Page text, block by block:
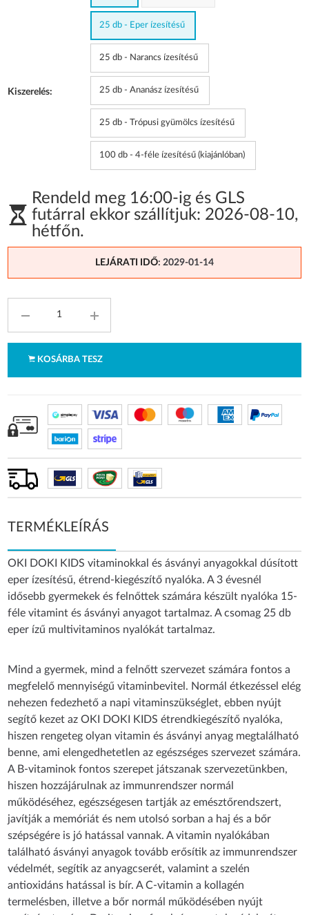
Kiszerelés:
25 db - Eper ízesítésű
25 db - Narancs ízesítésű
25 db - Ananász ízesítésű
25 db - Trópusi gyümölcs ízesítésű
100 db - 4-féle ízesítésű (kiajánlóban)
Rendeld meg 16:00-ig és GLS
futárral ekkor szállítjuk: 2026-08-10,
hétfőn.
LEJÁRATI IDŐ: 2029-01-14
KOSÁRBA TESZ
TERMÉKLEÍRÁS
OKI DOKI KIDS vitaminokkal és ásványi anyagokkal dúsított
eper ízesítésű, étrend-kiegészítő nyalóka. A 3 évesnél
idősebb gyermekek és felnőttek számára készült nyalóka 15-
féle vitamint és ásványi anyagot tartalmaz. A csomag 25 db
eper ízű multivitaminos nyalókát tartalmaz.
Mind a gyermek, mind a felnőtt szervezet számára fontos a
megfelelő mennyiségű vitaminbevitel. Normál étkezéssel elég
nehezen fedezhető a napi vitaminszükséglet, ebben nyújt
segítő kezet az OKI DOKI KIDS étrendkiegészítő nyalóka,
hiszen rengeteg olyan vitamin és ásványi anyag megtalálható
benne, ami elengedhetetlen az egészséges szervezet számára.
A B-vitaminok fontos szerepet játszanak szervezetünkben,
hiszen hozzájárulnak az immunrendszer normál
működéséhez, egészségesen tartják az emésztőrendszert,
javítják a memóriát és nem utolsó sorban a haj és a bőr
szépségére is jó hatással vannak. A vitamin nyalókában
található ásványi anyagok tovább erősítik az immunrendszer
védelmét, segítik az anyagcserét, valamint a szelén
antioxidáns hatással is bír. A C-vitamin a kollagén
termelésben, illetve a bőr normál működésében nyújt